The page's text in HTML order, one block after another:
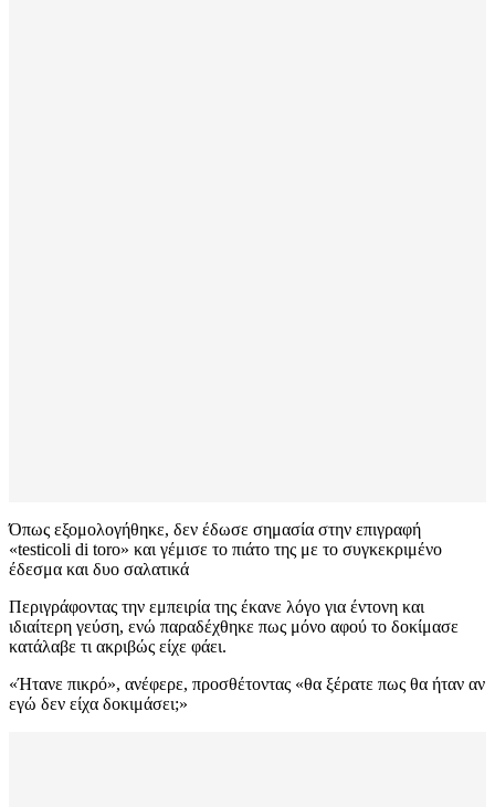
Όπως εξομολογήθηκε, δεν έδωσε σημασία στην επιγραφή
«testicoli di toro» και γέμισε το πιάτο της με το συγκεκριμένο
έδεσμα και δυο σαλατικά
Περιγράφοντας την εμπειρία της έκανε λόγο για έντονη και
ιδιαίτερη γεύση, ενώ παραδέχθηκε πως μόνο αφού το δοκίμασε
κατάλαβε τι ακριβώς είχε φάει.
«Ήτανε πικρό», ανέφερε, προσθέτοντας «θα ξέρατε πως θα ήταν αν
εγώ δεν είχα δοκιμάσει;»